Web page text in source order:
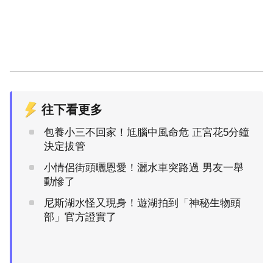
往下看更多
包養小三不回家！尪腦中風命危 正宮花5分鐘
決定拔管
小情侶街頭曬恩愛！灑水車突路過 男友一舉
動慘了
尼斯湖水怪又現身！遊湖拍到「神秘生物頭
部」官方證實了